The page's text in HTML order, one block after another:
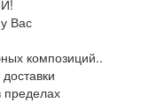
Вас
композиций..
пределах